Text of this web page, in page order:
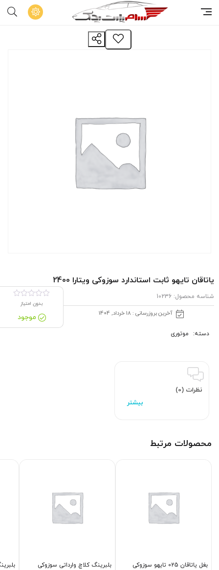
یاتاقان تایهو ثابت استاندارد سوزوکی ویتارا 2400
شناسه محصول: 10236
آخرین بروزرسانی : 18 خرداد, 1404
بدون امتیاز
موجود
دسته: موتوری
نظرات (0)
محصولات مرتبط
بغل یاتاقان 025 تایهو سوزوکی
بلبرینگ كلاچ وارداتی سوزوکی